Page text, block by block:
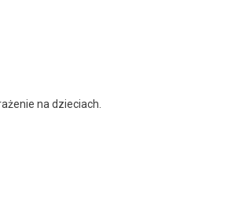
na dzieciach.